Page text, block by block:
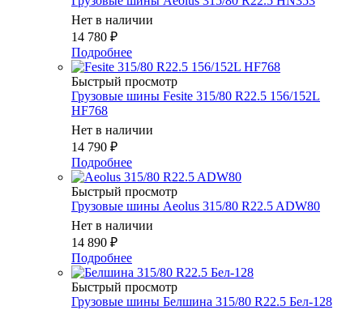
Нет в наличии
14 780 ₽
Подробнее
Быстрый просмотр
Грузовые шины Fesite 315/80 R22.5 156/152L
HF768
Нет в наличии
14 790 ₽
Подробнее
Быстрый просмотр
Грузовые шины Aeolus 315/80 R22.5 ADW80
Нет в наличии
14 890 ₽
Подробнее
Быстрый просмотр
Грузовые шины Белшина 315/80 R22.5 Бел-128